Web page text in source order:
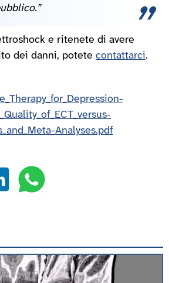
e ritenete di avere
dei danni, potete contattarci.
Analyses.pdf